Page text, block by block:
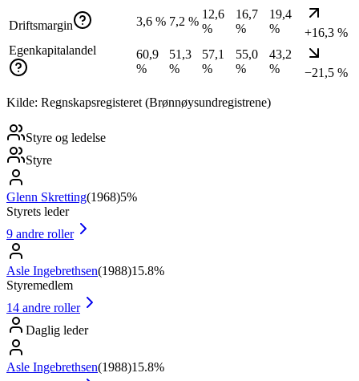
Driftsmargin 3,6 % 7,2 %
12,6
%
16,7
%
19,4
%
+16,3 %
Egenkapitalandel
60,9
%
51,3
%
57,1
%
55,0
%
43,2
%
−21,5 %
Kilde: Regnskapsregisteret (Brønnøysundregistrene)
Styre og ledelse
Styre
Glenn Skretting(1968)5%
Styrets leder
9 andre roller
Asle Ingebrethsen(1988)15.8%
Styremedlem
14 andre roller
Daglig leder
Asle Ingebrethsen(1988)15.8%